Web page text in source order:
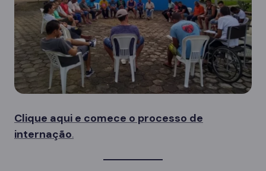
Clique aqui e comece o processo de
internação.